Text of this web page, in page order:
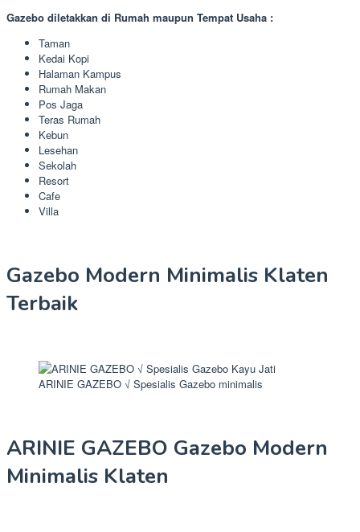
Gazebo diletakkan di Rumah maupun Tempat Usaha :
Taman
Kedai Kopi
Halaman Kampus
Rumah Makan
Pos Jaga
Teras Rumah
Kebun
Lesehan
Sekolah
Resort
Cafe
Villa
Gazebo Modern Minimalis Klaten
Terbaik
ARINIE GAZEBO √ Spesialis Gazebo minimalis
ARINIE GAZEBO Gazebo Modern
Minimalis Klaten